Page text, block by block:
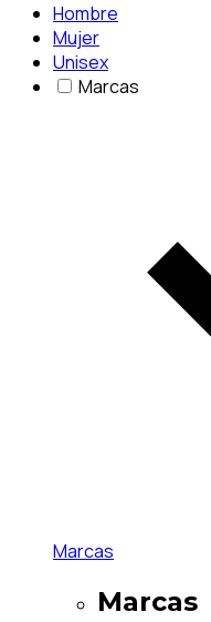
Hombre
Mujer
Unisex
Marcas
Marcas
Marcas